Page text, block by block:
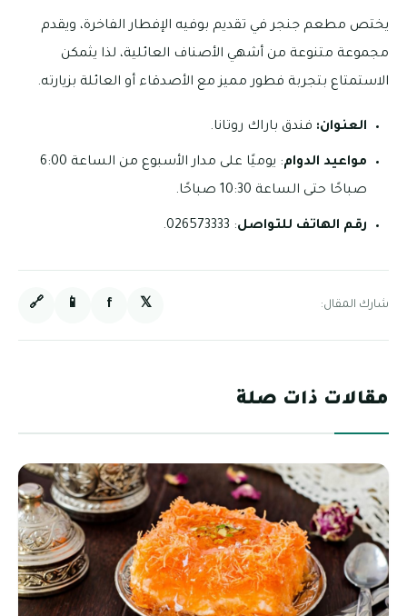
يختص مطعم جنجر في تقديم بوفيه الإفطار الفاخرة، ويقدم
مجموعة متنوعة من أشهي الأصناف العائلية، لذا يثمكن
الاستمتاع بتجربة فطور مميز مع الأصدقاء أو العائلة بزيارته.
العنوان: فندق باراك روتانا.
مواعيد الدوام
: يوميًا على مدار الأسبوع من الساعة 6:00
صباحًا حتى الساعة 10:30 صباحًا.
رقم الهاتف للتواصل: 026573333.
شارك المقال: 𝕏
f
📱
🔗
مقالات ذات صلة